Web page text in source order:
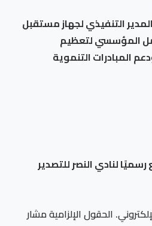
التنفيذي لجهاز مستقبل
المؤسسي لتعظيم
المبادرات التنموية
لنادي النصر للتصدير
الحقول الإلزامية مشار